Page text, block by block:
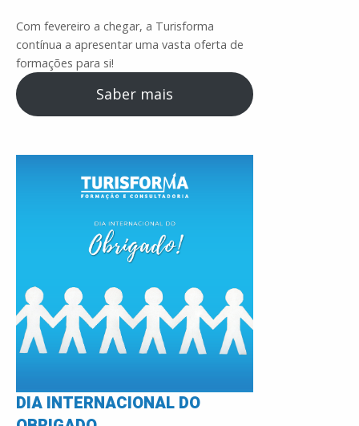
Com fevereiro a chegar, a Turisforma
contínua a apresentar uma vasta oferta de
formações para si!
Saber mais
DIA INTERNACIONAL DO